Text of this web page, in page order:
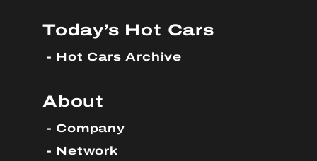
Today’s Hot Cars
Hot Cars Archive
About
Company
Network